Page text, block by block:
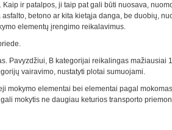
ir patalpos, ji taip pat gali būti nuosava,
betono ar kita kietąja danga, be duobių,
elementų įrengimo reikalavimus.
Pavyzdžiui, B kategorijai reikalingas mažiausiai
vairavimo, nustatyti plotai sumuojami.
mokymo elementai bei elementai pagal
mokytis ne daugiau keturios transporto